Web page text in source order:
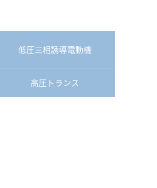
低圧三相誘導電動機
高圧トランス